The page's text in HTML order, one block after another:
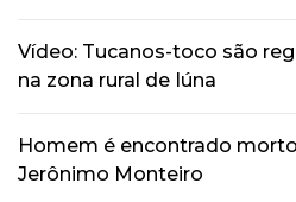
Vídeo: Tucanos-toco são
na zona rural de Iúna
Homem é encontrado
Jerônimo Monteiro